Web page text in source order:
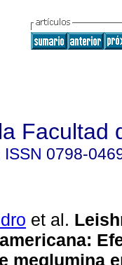
Facultad
ISSN 0798-
et al.
:
meglumina